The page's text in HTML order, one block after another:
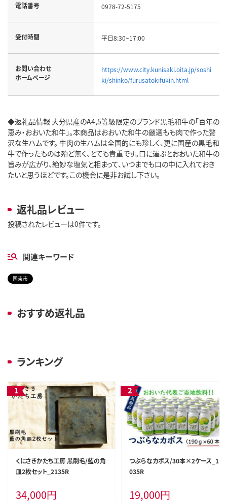
電話番号 0978-72-5175
受付時間 平日8:30~17:00
お問い合わせ
ホームページ
https://www.city.kunisaki.oita.jp/soshi
ki/shinko/furusatokifukin.html
◆返礼品情報 大分県産のA4,5等級限定のブランド黒毛和牛の「百年の
恵み・おおいた和牛」。本商品はおおいた和牛の厳選もも肉で作った贅
沢な生ハムです。 牛肉の生ハムは全国的にも珍しく、更に国産の黒毛和
牛で作ったものは殆ど無く、とても貴重です。口に運ぶとおおいた和牛の
旨みが広がり、絶妙な塩気と相まって、いつまでも口の中に入れておき
たいと思うほどです。この機会に是非お試し下さい。
返礼品レビュー
投稿されたレビューは0件です。
関連キーワード
国東市
おすすめ返礼品
ランキング
くにさきかたち工房 黒刷毛/藍の角
皿2枚セット_2135R
34,000円
つぶらなカボス/30本×2ケース_1
035R
19,000円